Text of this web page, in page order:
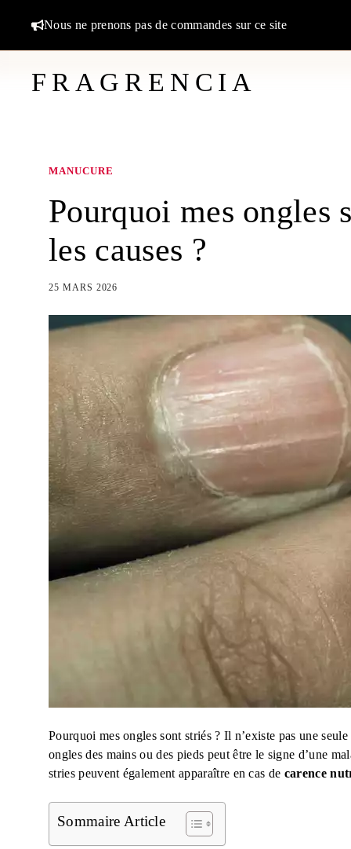
Nous ne prenons pas de commandes sur ce site
FRAGRENCIA
MANUCURE
Pourquoi mes ongles
les causes ?
25 MARS 2026
Pourquoi mes ongles sont striés ? Il n’existe pas une
ongles des mains ou des pieds peut être le signe d’une
stries peuvent également apparaître en cas de carence
Sommaire Article